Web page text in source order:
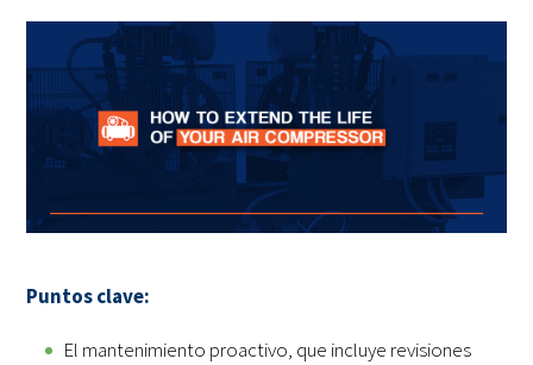
Puntos clave:
El mantenimiento proactivo, que incluye revisiones